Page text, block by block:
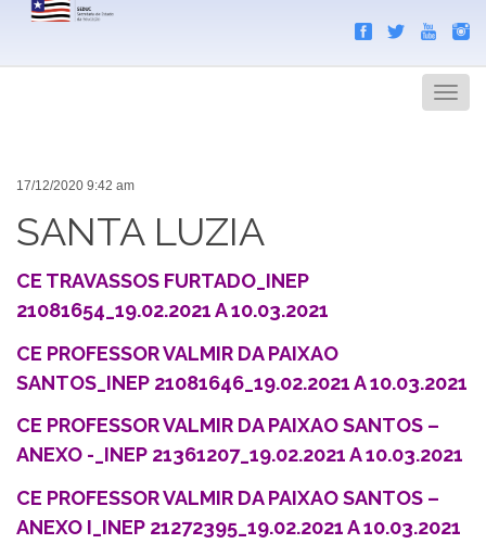
Menu
17/12/2020 9:42 am
SANTA LUZIA
CE TRAVASSOS FURTADO_INEP
21081654_19.02.2021 A 10.03.2021
CE PROFESSOR VALMIR DA PAIXAO
SANTOS_INEP 21081646_19.02.2021 A 10.03.2021
CE PROFESSOR VALMIR DA PAIXAO SANTOS –
ANEXO -_INEP 21361207_19.02.2021 A 10.03.2021
CE PROFESSOR VALMIR DA PAIXAO SANTOS –
ANEXO I_INEP 21272395_19.02.2021 A 10.03.2021